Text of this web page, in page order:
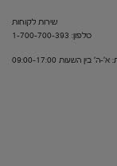
שירות לקוחות
טלפון: 1-700-700-393
בין השעות 09:00-17:00